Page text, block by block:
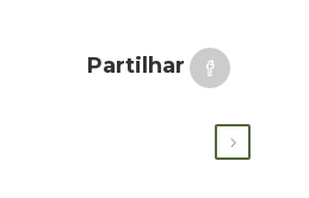
Partilhar